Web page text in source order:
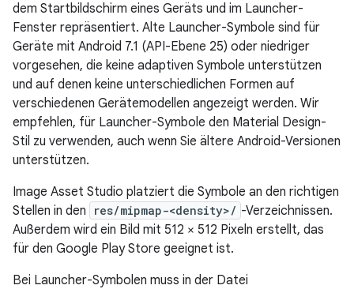
dem Startbildschirm eines Geräts und im Launcher-
Fenster repräsentiert. Alte Launcher-Symbole sind für
Geräte mit Android 7.1 (API-Ebene 25) oder niedriger
vorgesehen, die keine adaptiven Symbole unterstützen
und auf denen keine unterschiedlichen Formen auf
verschiedenen Gerätemodellen angezeigt werden. Wir
empfehlen, für Launcher-Symbole den Material Design-
Stil zu verwenden, auch wenn Sie ältere Android-Versionen
unterstützen.
Image Asset Studio platziert die Symbole an den richtigen
Stellen in den
res/mipmap-<density>/ -Verzeichnissen.
Außerdem wird ein Bild mit 512 × 512 Pixeln erstellt, das
für den Google Play Store geeignet ist.
Bei Launcher-Symbolen muss in der Datei